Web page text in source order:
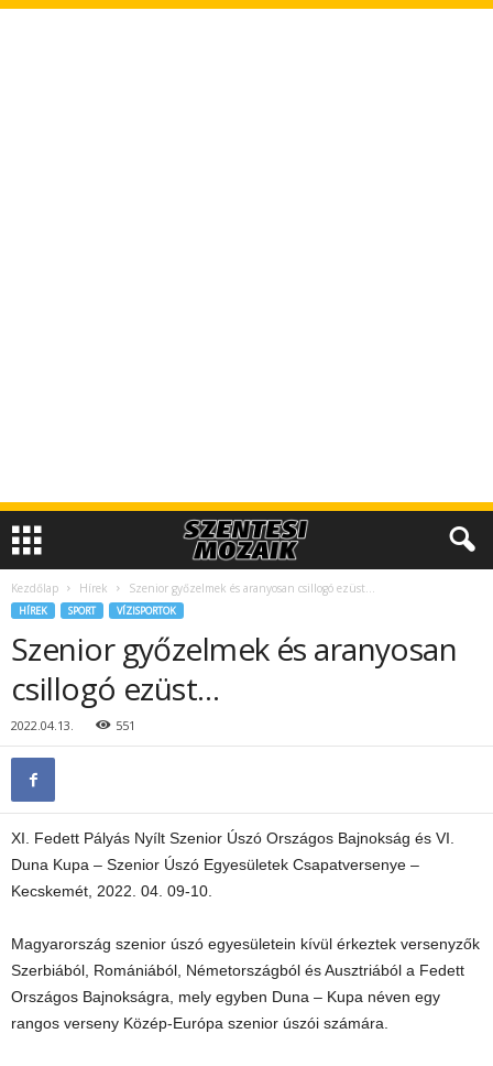
Kezdőlap Hírek Szenior győzelmek és aranyosan csillogó ezüst…
HÍREK SPORT VÍZISPORTOK
Szenior győzelmek és aranyosan
csillogó ezüst…
2022.04.13. 551
XI. Fedett Pályás Nyílt Szenior Úszó Országos Bajnokság és VI.
Duna Kupa – Szenior Úszó Egyesületek Csapatversenye –
Kecskemét, 2022. 04. 09-10.
Magyarország szenior úszó egyesületein kívül érkeztek versenyzők
Szerbiából, Romániából, Németországból és Ausztriából a Fedett
Országos Bajnokságra, mely egyben Duna – Kupa néven egy
rangos verseny Közép-Európa szenior úszói számára.